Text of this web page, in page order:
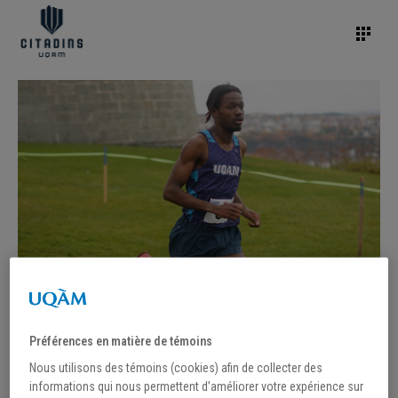
Préférences en matière de témoins
Nous utilisons des témoins (cookies) afin de collecter des
informations qui nous permettent d’améliorer votre expérience sur